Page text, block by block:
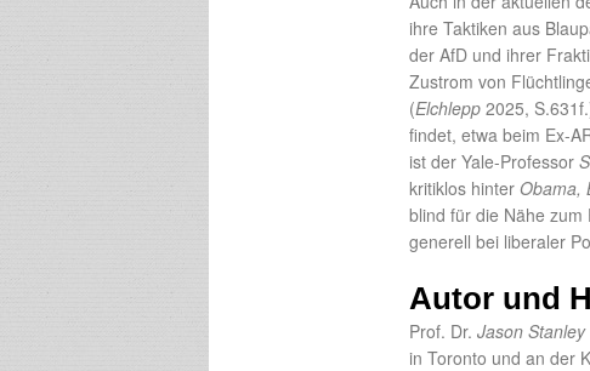
ihre Taktiken aus
der AfD und ihrer
Zustrom von
(Elchlepp 2025,
findet, etwa beim Ex-
ist der Yale-Professor
kritiklos hinter Obama,
blind für die Nähe
generell bei liberaler
Autor und
Prof. Dr. Jason Stanley
in Toronto und an der